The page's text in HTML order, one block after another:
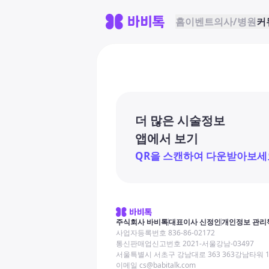
홈이벤트의사/병원커
더 많은 시술정보
앱에서 보기
QR을 스캔하여 다운받아보세
주식회사 바비톡대표이사 신정인개인정보 관리
사업자등록번호 836-86-02172
통신판매업신고번호 2021-서울강남-03497
서울특별시 서초구 강남대로 363 363강남타워
이메일 cs@babitalk.com